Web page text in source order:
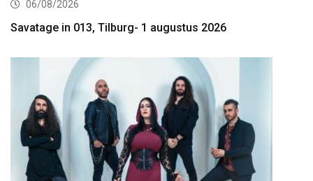
06/08/2026
Savatage in 013, Tilburg- 1 augustus 2026